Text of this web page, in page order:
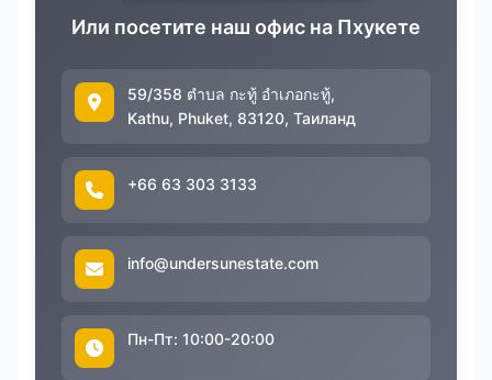
Или посетите наш офис на Пхукете
59/358 ตำบล กะทู้ อำเภอกะทู้,
Kathu, Phuket, 83120, Таиланд
+66 63 303 3133
info@undersunestate.com
Пн-Пт: 10:00-20:00